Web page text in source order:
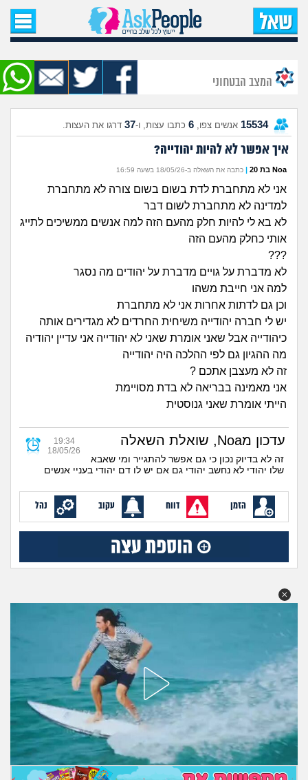
עמוד הבית
שאל שאלה
שאלות חדשות
שאלות שעוררו עניין
עצות חדשות
מדורים
זוגיות
היריון ולידה
מהבקו"ם... ועד מתי?!
עבודה וקריירה
חברים ואנשים
מה שעובר עליי
שומרים על הגוף
פיננסי וכלכלה
בין הסדינים
חיות מחמד
חיפוש שאלות
הרשמה | התחברות
המצב הבטחוני
15534 אנשים צפו, 6 כתבו עצות, ו-37 דרגו את העצות.
איך אפשר לא להיות יהודייה?
Noa בת 20 | כתבה את השאלה ב-18/05/26 בשעה 16:59
אני לא מתחברת לדת בשום בשום צורה לא מתחברת
למדינה לא מתחברת לשום דבר
לא בא לי להיות חלק מהעם הזה למה אנשים ממשיכים לתייג
אותי כחלק מהעם הזה
???
לא מדברת על גויים מדברת על יהודים מה נסגר
למה אני חייבת משהו
וכן גם לדתות אחרות אני לא מתחברת
יש לי חברה יהודייה משיחית החרדים לא מגדירים אותה
כיהודייה אבל שאני אומרת שאני לא יהודייה אני עדיין יהודיה
מה ההגיון גם לפי ההלכה היה יהודייה
זה לא מעצבן אתכם ?
אני מאמינה בבריאה לא בדת מסויימת
הייתי אומרת שאני גנוסטית
עדכון מNoa, שואלת השאלה
19:34
18/05/26
זה לא בדיוק נכון כי גם אפשר להתגייר ומי שאבא
שלו יהודי לא נחשב יהודי גם אם יש לו דם יהודי בעניי אנשים
הזמן דווח עקוב נהל